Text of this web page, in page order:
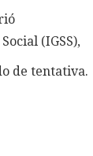
(IGSS),
de tentativa.